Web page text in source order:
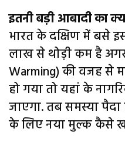
इतनी बड़ी आबादी का
भारत के दक्षिण में बसे
लाख से थोड़ी कम है अगर
Warming) की वजह से
हो गया तो यहां के
जाएगा. तब समस्या
के लिए नया मुल्क कैसे